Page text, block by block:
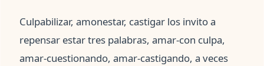
Culpabilizar, amonestar, castigar los invito a
repensar estar tres palabras, amar-con culpa,
amar-cuestionando, amar-castigando, a veces